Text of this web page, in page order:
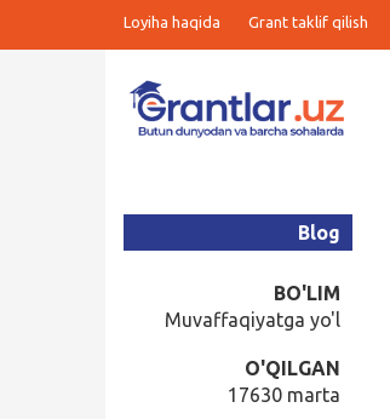
Loyiha haqida Grant taklif qilish
Blog
BO'LIM
Muvaffaqiyatga yo'l
O'QILGAN
17630 marta